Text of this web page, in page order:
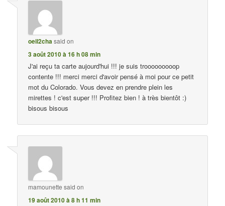
oeil2chasaid on
3 août 2010 à 16 h 08 min
J'ai reçu ta carte aujourd'hui !!! je suis trooooooooop
contente !!! merci merci d'avoir pensé à moi pour ce petit
mot du Colorado. Vous devez en prendre plein les
mirettes ! c'est super !!! Profitez bien ! à très bientôt :)
bisous bisous
mamounette said on
19 août 2010 à 8 h 11 min